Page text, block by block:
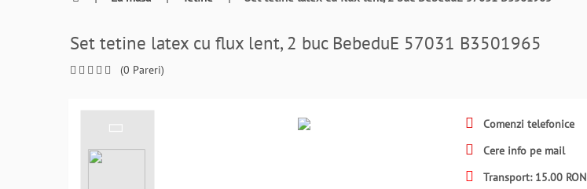
Set tetine latex cu flux lent, 2 buc BebeduE 57031 B3501965
(0 Pareri)
Comenzi telefonice
Cere info pe mail
Transport: 15.00 RON